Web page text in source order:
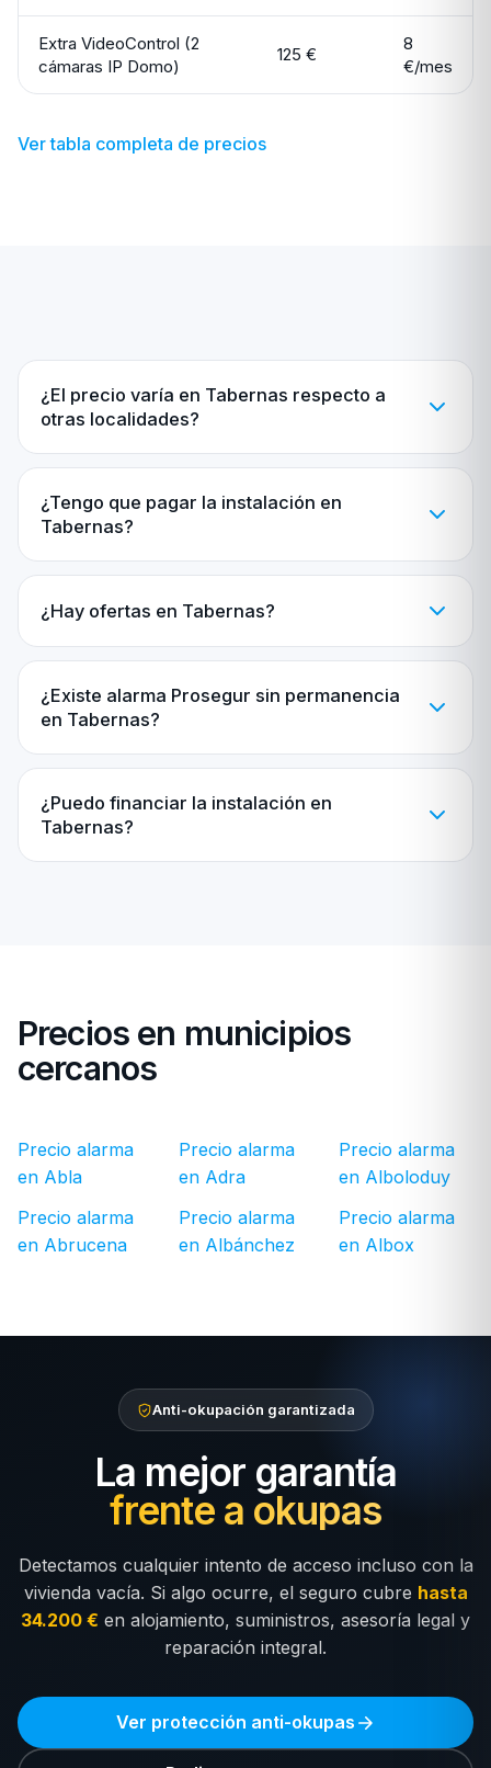
Extra VideoControl (2
cámaras IP Domo)
125 €
8
€/mes
Ver tabla completa de precios
¿El precio varía en Tabernas respecto a
otras localidades?
¿Tengo que pagar la instalación en
Tabernas?
¿Hay ofertas en Tabernas?
¿Existe alarma Prosegur sin permanencia
en Tabernas?
¿Puedo financiar la instalación en
Tabernas?
Precios en municipios
cercanos
Precio alarma
en Abla
Precio alarma
en Abrucena
Precio alarma
en Adra
Precio alarma
en Albánchez
Precio alarma
en Alboloduy
Precio alarma
en Albox
Anti-okupación garantizada
La mejor garantía
frente a okupas
Detectamos cualquier intento de acceso incluso con la
vivienda vacía. Si algo ocurre, el seguro cubre hasta
34.200 € en alojamiento, suministros, asesoría legal y
reparación integral.
Ver protección anti-okupas